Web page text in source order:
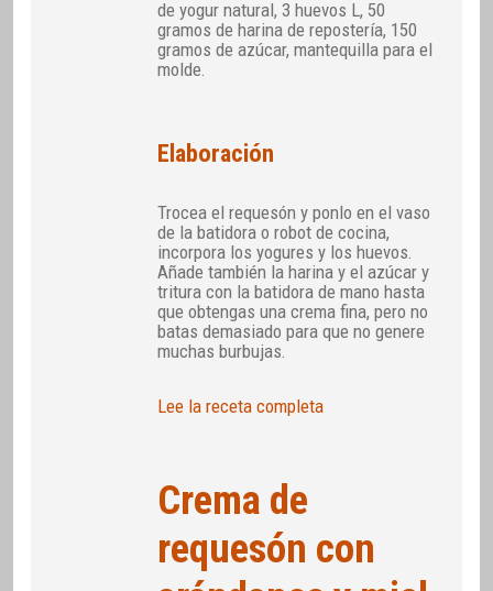
de yogur natural, 3 huevos L, 50
gramos de harina de repostería, 150
gramos de azúcar, mantequilla para el
molde.
Elaboración
Trocea el requesón y ponlo en el vaso
de la batidora o robot de cocina,
incorpora los yogures y los huevos.
Añade también la harina y el azúcar y
tritura con la batidora de mano hasta
que obtengas una crema fina, pero no
batas demasiado para que no genere
muchas burbujas.
Lee la receta completa
Crema de
requesón con